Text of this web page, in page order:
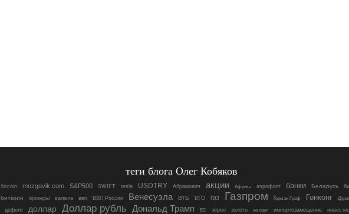
теги блога Олег Кобяков
bitcoin mozgovik.com S&P500 SWIFT tesla USDTRY Абрамович акции Африка аэрофлот банки Беларусь
биткоин
брокеры валюта ввп ВВП России Венесуэла ВТБ ВТО газ Газпром Герман Греф Гонконг
дефолт доллар Доллар рубль Дональд Трамп ЕС зерно золото импорт импортозамещение